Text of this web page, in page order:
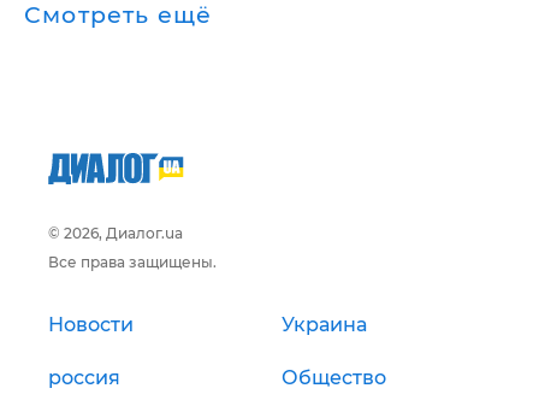
Смотреть ещё
© 2026, Диалог.ua
Все права защищены.
Новости Украина
россия Общество